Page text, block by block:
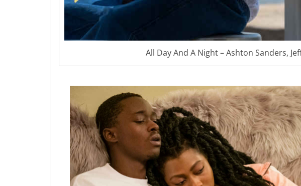
All Day And A Night – Ashton Sanders,